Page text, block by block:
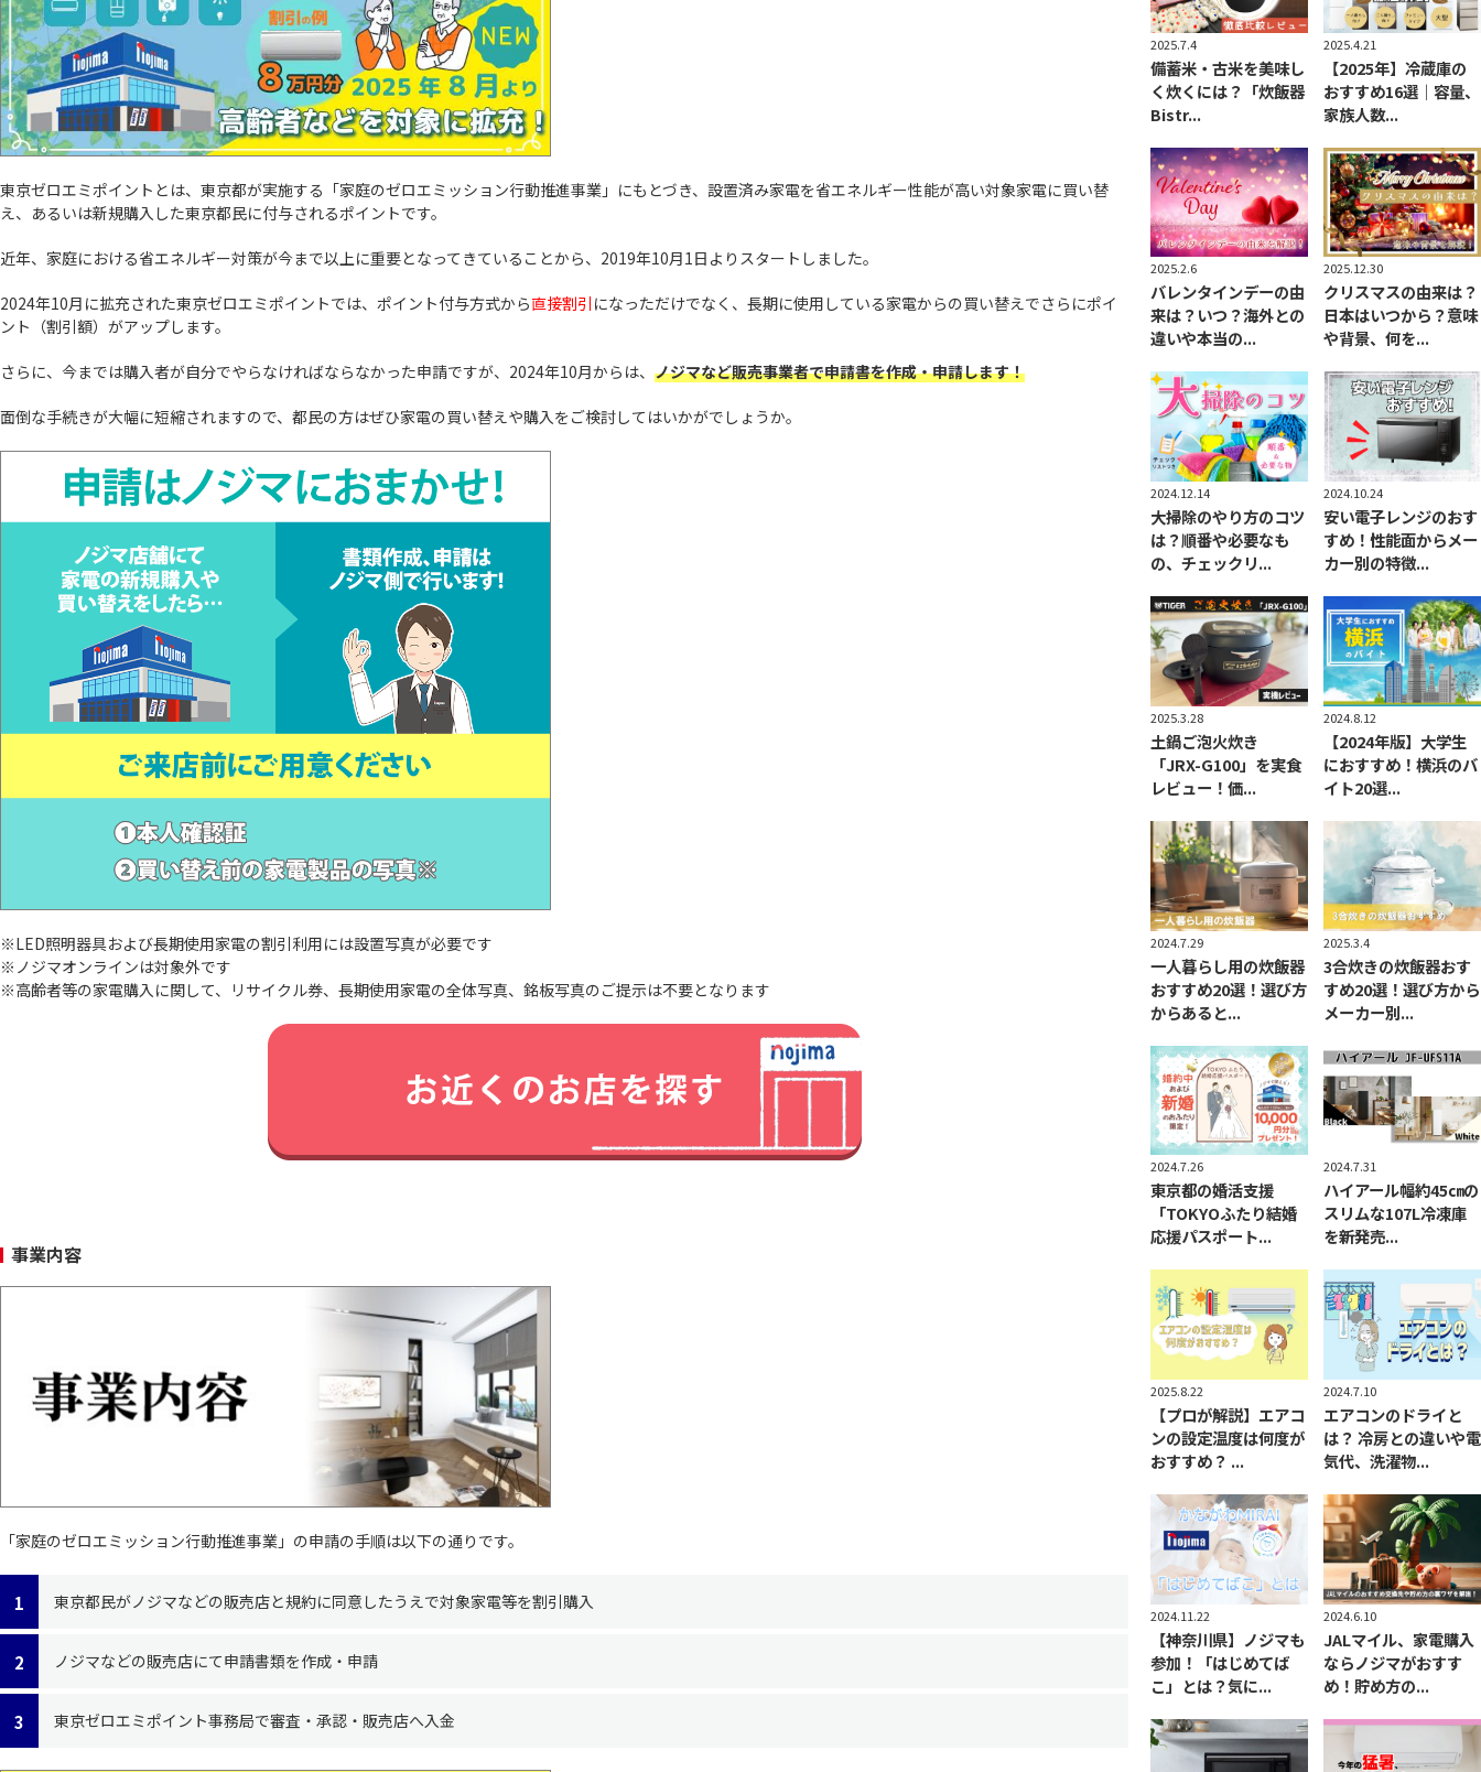
東京ゼロエミポイントとは、東京都が実施する「家庭のゼロエミッション行動推進事業」にもとづき、設置済み家電を省エネルギー性能が高い対象家電に買い替
え、あるいは新規購入した東京都民に付与されるポイントです。
近年、家庭における省エネルギー対策が今まで以上に重要となってきていることから、2019年10月1日よりスタートしました。
2024年10月に拡充された東京ゼロエミポイントでは、ポイント付与方式から直接割引 になっただけでなく、長期に使用している家電からの買い替えでさらにポイ
ント（割引額）がアップします。
さらに、今までは購入者が自分でやらなければならなかった申請ですが、2024年10月からは、 ノジマなど販売事業者で申請書を作成・申請します！
面倒な手続きが大幅に短縮されますので、都民の方はぜひ家電の買い替えや購入をご検討してはいかがでしょうか。
※LED照明器具および⾧期使用家電の割引利用には設置写真が必要です
※ノジマオンラインは対象外です
※高齢者等の家電購入に関して、リサイクル券、長期使用家電の全体写真、銘板写真のご提示は不要となります
事業内容
「家庭のゼロエミッション行動推進事業」の申請の手順は以下の通りです。
東京都民がノジマなどの販売店と規約に同意したうえで対象家電等を割引購入
ノジマなどの販売店にて申請書類を作成・申請
東京ゼロエミポイント事務局で審査・承認・販売店へ入金
2025.7.4
備蓄米・古米を美味し
く炊くには？「炊飯器
Bistr...
2025.4.21
【2025年】冷蔵庫の
おすすめ16選｜容量、
家族人数...
2025.2.6
バレンタインデーの由
来は？いつ？海外との
違いや本当の...
2025.12.30
クリスマスの由来は？
日本はいつから？意味
や背景、何を...
2024.12.14
大掃除のやり方のコツ
は？順番や必要なも
の、チェックリ...
2024.10.24
安い電子レンジのおす
すめ！性能面からメー
カー別の特徴...
2025.3.28
土鍋ご泡火炊き
「JRX-G100」を実食
レビュー！価...
2024.8.12
【2024年版】大学生
におすすめ！横浜のバ
イト20選...
2024.7.29
一人暮らし用の炊飯器
おすすめ20選！選び方
からあると...
2025.3.4
3合炊きの炊飯器おす
すめ20選！選び方から
メーカー別...
2024.7.26
東京都の婚活支援
「TOKYOふたり結婚
応援パスポート...
2024.7.31
ハイアール幅約45㎝の
スリムな107L冷凍庫
を新発売...
2025.8.22
【プロが解説】エアコ
ンの設定温度は何度が
おすすめ？ ...
2024.7.10
エアコンのドライと
は？ 冷房との違いや電
気代、洗濯物...
2024.11.22
【神奈川県】ノジマも
参加！「はじめてば
こ」とは？気に...
2024.6.10
JALマイル、家電購入
ならノジマがおすす
め！貯め方の...